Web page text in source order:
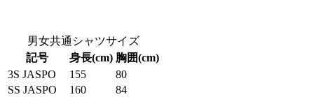
男女共通シャツサイズ
記号
身長(cm) 胸囲(cm)
3S JASPO
155
80
SS JASPO
160
84